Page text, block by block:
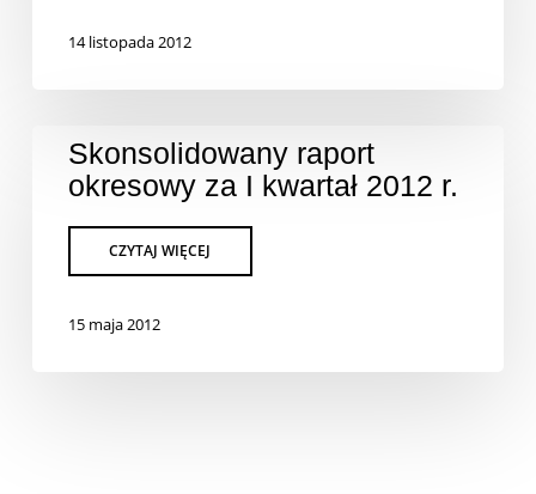
14 listopada 2012
Skonsolidowany raport
okresowy za I kwartał 2012 r.
15 maja 2012